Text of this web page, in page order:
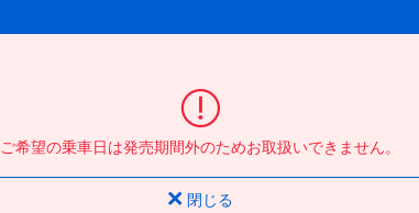
ご希望の乗車日は発売期間外のためお取扱いできません。
閉じる